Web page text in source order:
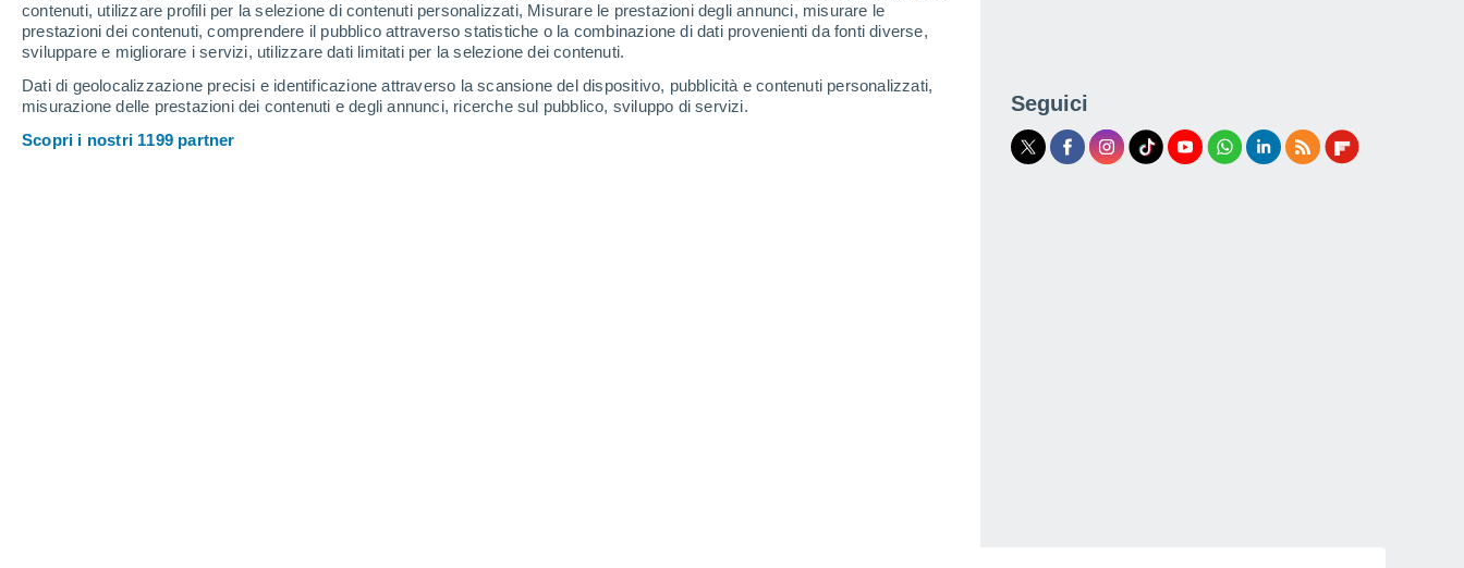
contenuti, utilizzare profili per la selezione di contenuti personalizzati, Misurare le prestazioni degli annunci, misurare le
prestazioni dei contenuti, comprendere il pubblico attraverso statistiche o la combinazione di dati provenienti da fonti diverse,
sviluppare e migliorare i servizi, utilizzare dati limitati per la selezione dei contenuti.
Dati di geolocalizzazione precisi e identificazione attraverso la scansione del dispositivo, pubblicità e contenuti personalizzati,
misurazione delle prestazioni dei contenuti e degli annunci, ricerche sul pubblico, sviluppo di servizi.
Scopri i nostri 1199 partner
Seguici